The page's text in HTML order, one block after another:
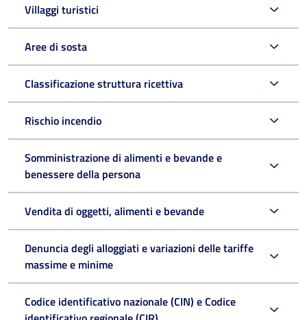
Villaggi turistici
Aree di sosta
Classificazione struttura ricettiva
Rischio incendio
Somministrazione di alimenti e bevande e
benessere della persona
Vendita di oggetti, alimenti e bevande
Denuncia degli alloggiati e variazioni delle tariffe
massime e minime
Codice identificativo nazionale (CIN) e Codice